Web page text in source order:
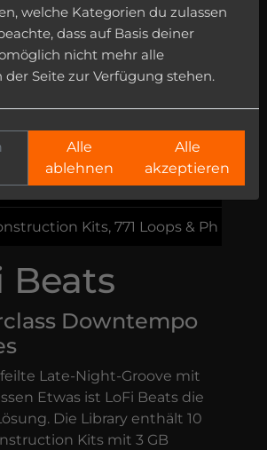
Beats
Downtempo
Late-Night-Groove mit
Etwas ist LoFi Beats die
Die Library enthält 10
Kits mit 3 GB
Kits, 771 Loops & Phrases
59,00 €
welche Kategorien du zulassen
dass auf Basis deiner
nicht mehr alle
Seite zur Verfügung stehen.
Alle
ablehnen
Alle
akzeptieren